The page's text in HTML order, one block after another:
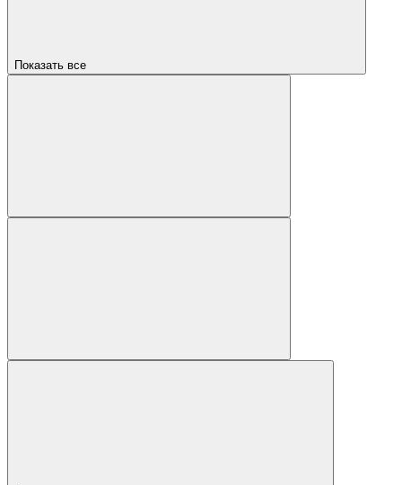
Показать все